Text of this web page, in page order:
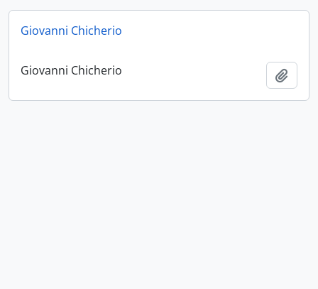
Giovanni Chicherio
Giovanni Chicherio